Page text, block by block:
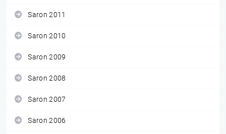
Saron 2011
Saron 2010
Saron 2009
Saron 2008
Saron 2007
Saron 2006